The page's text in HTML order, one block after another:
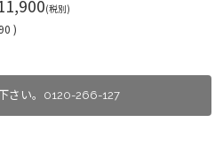
(税別)
)
さい。0120-266-127